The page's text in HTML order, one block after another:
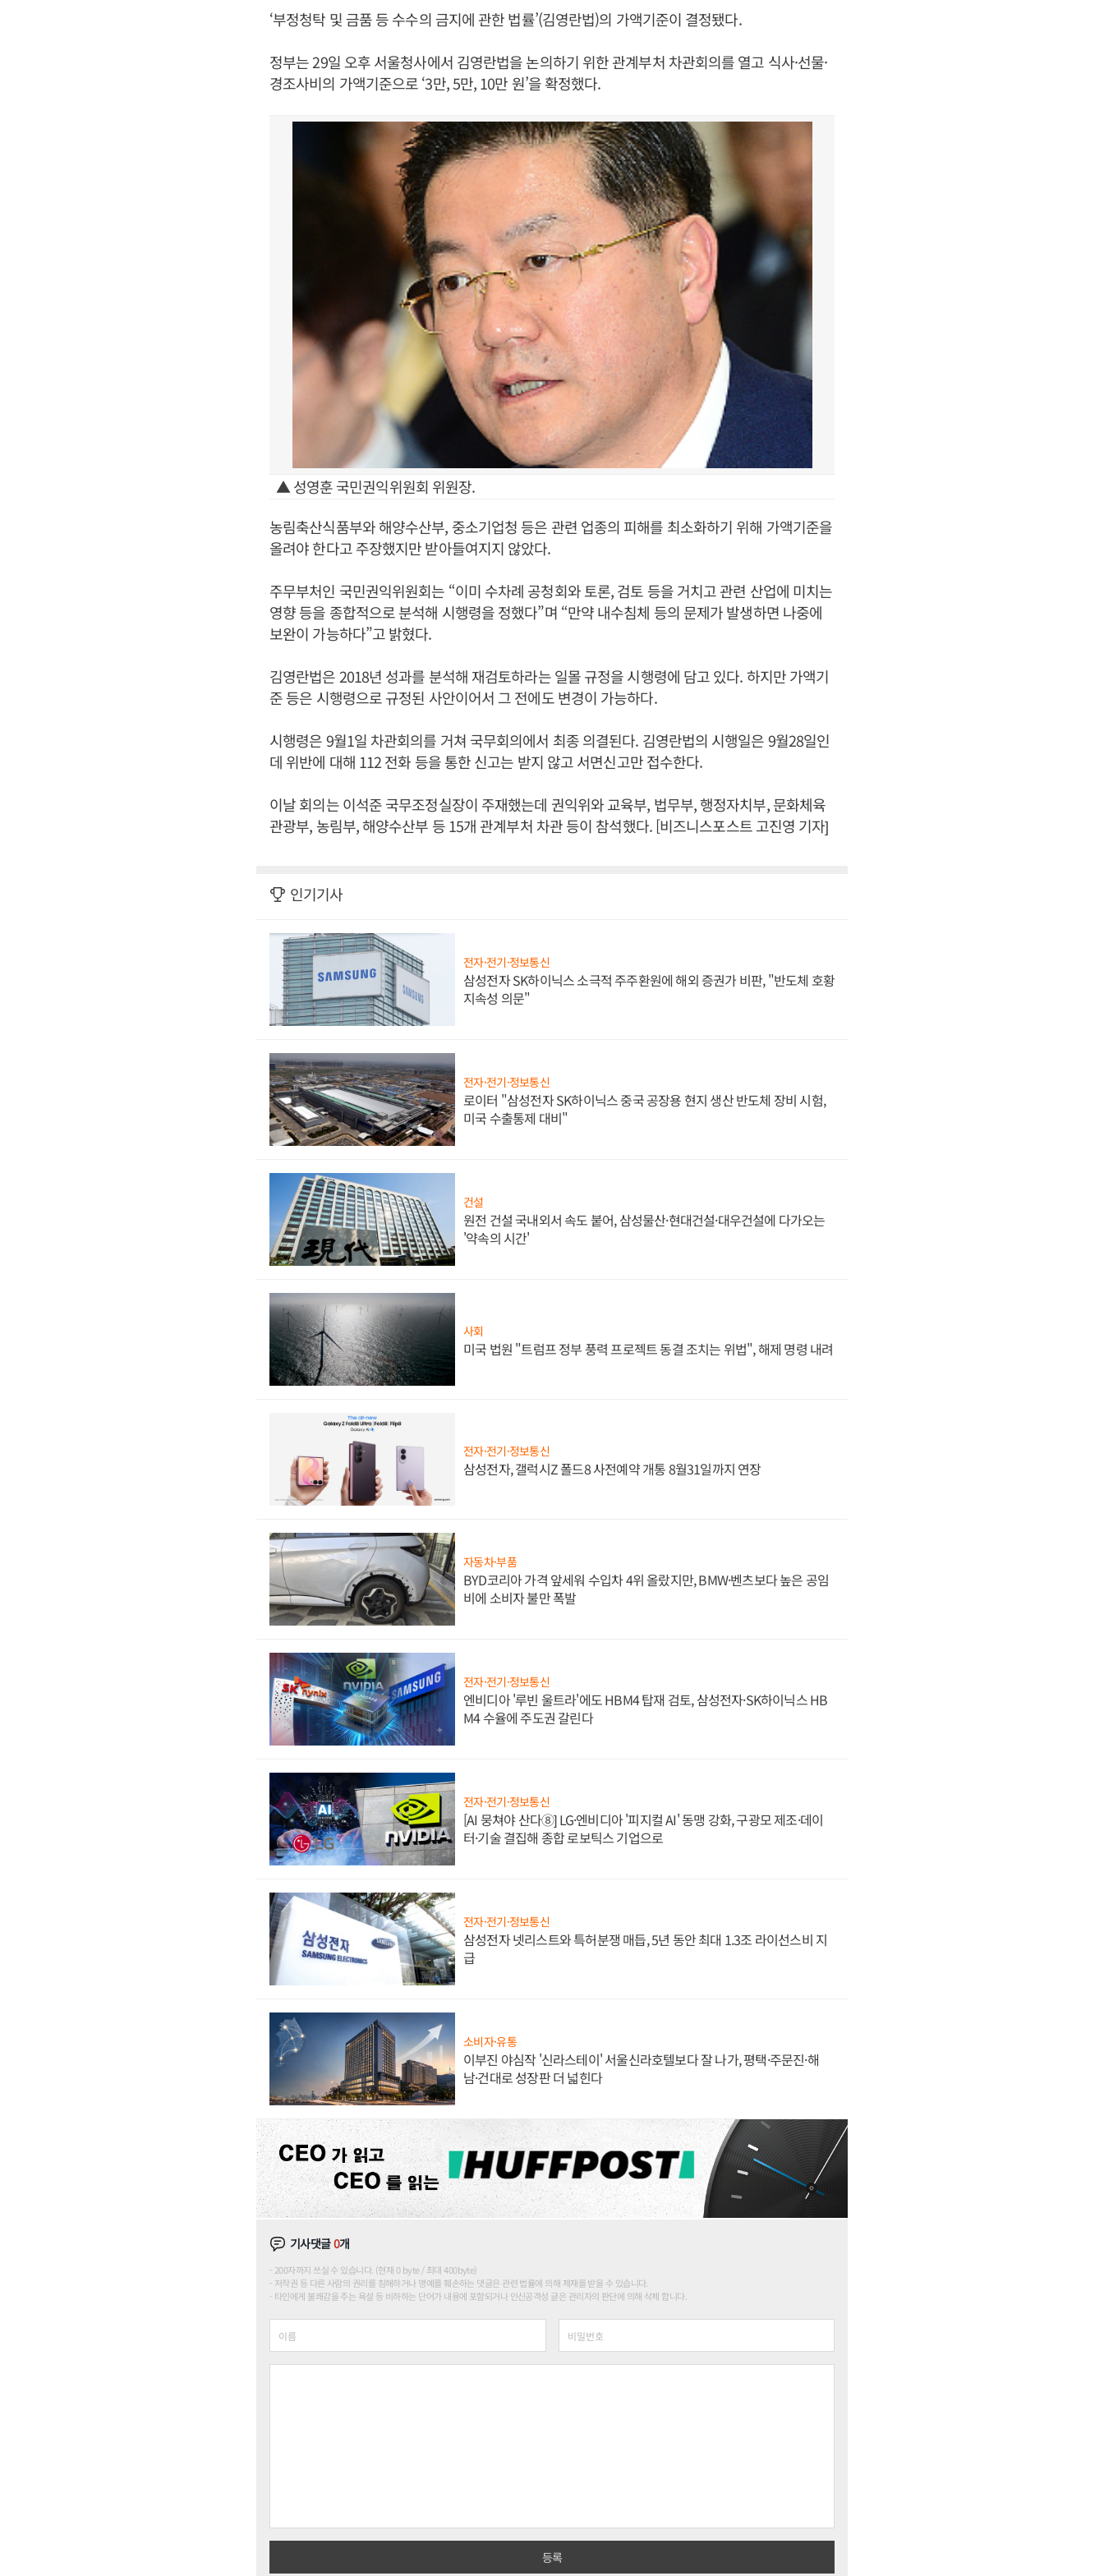
‘부정청탁 및 금품 등 수수의 금지에 관한 법률’(김영란법)의 가액기준이 결정됐다.
정부는 29일 오후 서울청사에서 김영란법을 논의하기 위한 관계부처 차관회의를 열고 식사·선물·
경조사비의 가액기준으로 ‘3만, 5만, 10만 원’을 확정했다.
▲ 성영훈 국민권익위원회 위원장.
농림축산식품부와 해양수산부, 중소기업청 등은 관련 업종의 피해를 최소화하기 위해 가액기준을
올려야 한다고 주장했지만 받아들여지지 않았다.
주무부처인 국민권익위원회는 “이미 수차례 공청회와 토론, 검토 등을 거치고 관련 산업에 미치는
영향 등을 종합적으로 분석해 시행령을 정했다”며 “만약 내수침체 등의 문제가 발생하면 나중에
보완이 가능하다”고 밝혔다.
김영란법은 2018년 성과를 분석해 재검토하라는 일몰 규정을 시행령에 담고 있다. 하지만 가액기
준 등은 시행령으로 규정된 사안이어서 그 전에도 변경이 가능하다.
시행령은 9월1일 차관회의를 거쳐 국무회의에서 최종 의결된다. 김영란법의 시행일은 9월28일인
데 위반에 대해 112 전화 등을 통한 신고는 받지 않고 서면신고만 접수한다.
이날 회의는 이석준 국무조정실장이 주재했는데 권익위와 교육부, 법무부, 행정자치부, 문화체육
관광부, 농림부, 해양수산부 등 15개 관계부처 차관 등이 참석했다. [비즈니스포스트 고진영 기자]
인기기사
전자·전기·정보통신
삼성전자 SK하이닉스 소극적 주주환원에 해외 증권가 비판, "반도체 호황
지속성 의문"
전자·전기·정보통신
로이터 "삼성전자 SK하이닉스 중국 공장용 현지 생산 반도체 장비 시험,
미국 수출통제 대비"
건설
원전 건설 국내외서 속도 붙어, 삼성물산·현대건설·대우건설에 다가오는
'약속의 시간'
사회
미국 법원 "트럼프 정부 풍력 프로젝트 동결 조치는 위법", 해제 명령 내려
전자·전기·정보통신
삼성전자, 갤럭시Z 폴드8 사전예약 개통 8월31일까지 연장
자동차·부품
BYD코리아 가격 앞세워 수입차 4위 올랐지만, BMW·벤츠보다 높은 공임
비에 소비자 불만 폭발
전자·전기·정보통신
엔비디아 '루빈 울트라'에도 HBM4 탑재 검토, 삼성전자·SK하이닉스 HB
M4 수율에 주도권 갈린다
전자·전기·정보통신
[AI 뭉쳐야 산다⑧] LG·엔비디아 '피지컬 AI' 동맹 강화, 구광모 제조·데이
터·기술 결집해 종합 로보틱스 기업으로
전자·전기·정보통신
삼성전자 넷리스트와 특허분쟁 매듭, 5년 동안 최대 1.3조 라이선스비 지
급
소비자·유통
이부진 야심작 '신라스테이' 서울신라호텔보다 잘 나가, 평택·주문진·해
남·건대로 성장판 더 넓힌다
기사댓글0개
200자까지 쓰실 수 있습니다. (현재 0 byte / 최대 400byte)
저작권 등 다른 사람의 권리를 침해하거나 명예를 훼손하는 댓글은 관련 법률에 의해 제재를 받을 수 있습니다.
타인에게 불쾌감을 주는 욕설 등 비하하는 단어가 내용에 포함되거나 인신공격성 글은 관리자의 판단에 의해 삭제 합니다.